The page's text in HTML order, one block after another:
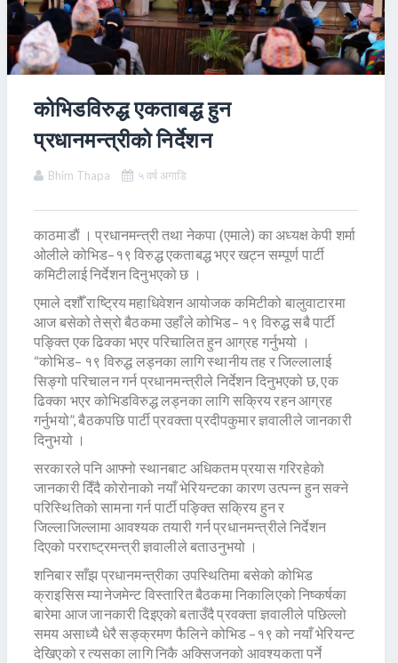
कोभिडविरुद्ध एकताबद्ध हुन
प्रधानमन्त्रीको निर्देशन
Bhim Thapa ५ वर्ष अगाडि
काठमाडाैं । प्रधानमन्त्री तथा नेकपा (एमाले) का अध्यक्ष केपी शर्मा
ओलीले कोभिड–१९ विरुद्ध एकताबद्ध भएर खट्न सम्पूर्ण पार्टी
कमिटीलाई निर्देशन दिनुभएको छ ।
एमाले दशौँ राष्ट्रिय महाधिवेशन आयोजक कमिटीको बालुवाटारमा
आज बसेको तेस्रो बैठकमा उहाँले कोभिड– १९ विरुद्ध सबै पार्टी
पङ्क्ति एक ढिक्का भएर परिचालित हुन आग्रह गर्नुभयो ।
“कोभिड– १९ विरुद्ध लड्नका लागि स्थानीय तह र जिल्लालाई
सिङ्गो परिचालन गर्न प्रधानमन्त्रीले निर्देशन दिनुभएको छ, एक
ढिक्का भएर कोभिडविरुद्ध लड्नका लागि सक्रिय रहन आग्रह
गर्नुभयो”, बैठकपछि पार्टी प्रवक्ता प्रदीपकुमार ज्ञवालीले जानकारी
दिनुभयो ।
सरकारले पनि आफ्नो स्थानबाट अधिकतम प्रयास गरिरहेको
जानकारी दिँदै कोरोनाको नयाँ भेरियन्टका कारण उत्पन्न हुन सक्ने
परिस्थितिको सामना गर्न पार्टी पङ्क्ति सक्रिय हुन र
जिल्लाजिल्लामा आवश्यक तयारी गर्न प्रधानमन्त्रीले निर्देशन
दिएको परराष्ट्रमन्त्री ज्ञवालीले बताउनुभयो ।
शनिबार साँझ प्रधानमन्त्रीका उपस्थितिमा बसेको कोभिड
क्राइसिस म्यानेजमेन्ट विस्तारित बैठकमा निकालिएको निष्कर्षका
बारेमा आज जानकारी दिइएको बताउँदै प्रवक्ता ज्ञवालीले पछिल्लो
समय असाध्यै धेरै सङ्क्रमण फैलिने कोभिड –१९ को नयाँ भेरियन्ट
देखिएको र त्यसका लागि निकै अक्सिजनको आवश्यकता पर्ने